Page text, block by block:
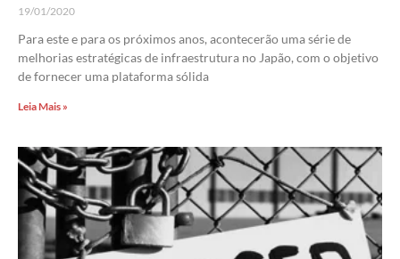
19/01/2020
Para este e para os próximos anos, acontecerão uma série de
melhorias estratégicas de infraestrutura no Japão, com o objetivo
de fornecer uma plataforma sólida
Leia Mais »